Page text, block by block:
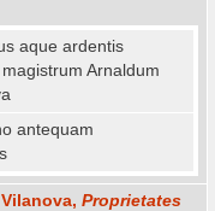
aque ardentis
Arnaldum
antequam
Proprietates